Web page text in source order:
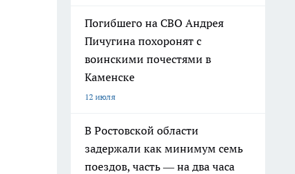
Погибшего на СВО Андрея
Пичугина похоронят с
воинскими почестями в
Каменске
12 июля
В Ростовской области
задержали как минимум семь
поездов, часть — на два часа